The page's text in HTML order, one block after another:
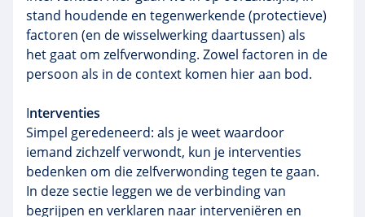
stand houdende en tegenwerkende (protectieve)
factoren (en de wisselwerking daartussen) als
het gaat om zelfverwonding. Zowel factoren in de
persoon als in de context komen hier aan bod.
Interventies
Simpel geredeneerd: als je weet waardoor
iemand zichzelf verwondt, kun je interventies
bedenken om die zelfverwonding tegen te gaan.
In deze sectie leggen we de verbinding van
begrijpen en verklaren naar interveniëren en